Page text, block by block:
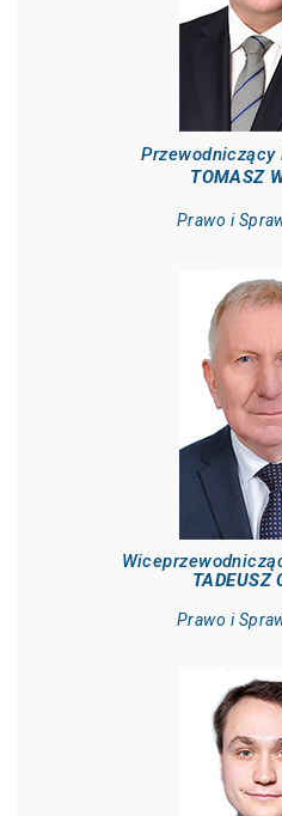
Przewodniczący
TOMASZ
Prawo i
TADEUSZ
Prawo i